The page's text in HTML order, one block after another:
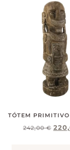
TÓTEM
242,00€